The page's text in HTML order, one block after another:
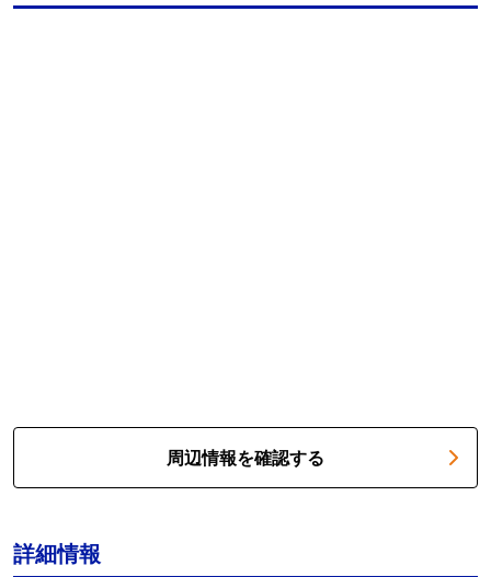
周辺情報を確認する
詳細情報